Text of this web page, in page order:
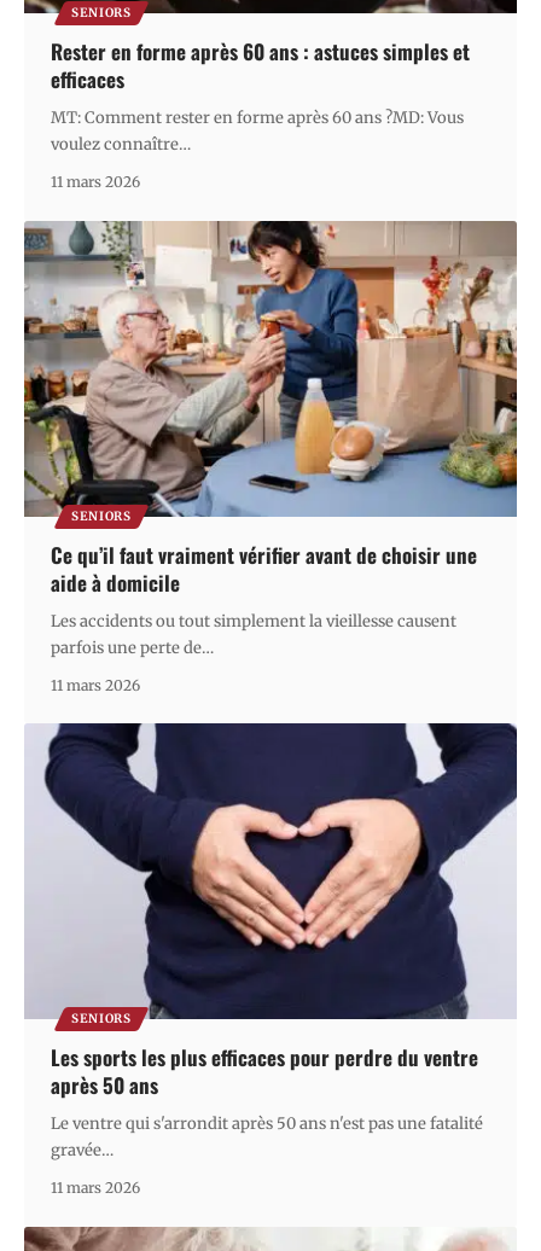
SENIORS
Rester en forme après 60 ans : astuces simples et
efficaces
MT: Comment rester en forme après 60 ans ?MD: Vous
voulez connaître…
11 mars 2026
SENIORS
Ce qu’il faut vraiment vérifier avant de choisir une
aide à domicile
Les accidents ou tout simplement la vieillesse causent
parfois une perte de…
11 mars 2026
SENIORS
Les sports les plus efficaces pour perdre du ventre
après 50 ans
Le ventre qui s'arrondit après 50 ans n'est pas une fatalité
gravée…
11 mars 2026